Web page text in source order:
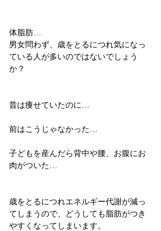
体脂肪…
男女問わず、歳をとるにつれ気になっ
ている人が多いのではないでしょう
か？
昔は痩せていたのに…
前はこうじゃなかった…
子どもを産んだら背中や腰、お腹にお
肉がついた…
歳をとるにつれエネルギー代謝が減っ
てしまうので、どうしても脂肪がつき
やすくなってしまいます。